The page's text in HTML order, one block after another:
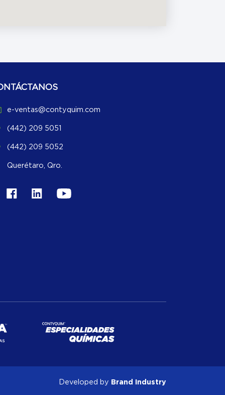
e-ventas@contyquim.com
(442) 209 5051
(442) 209 5052
Querétaro, Qro.
Developed by Brand Industry